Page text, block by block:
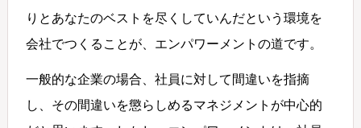
りとあなたのベストを尽くしていんだという環境を
会社でつくることが、エンパワーメントの道です。
一般的な企業の場合、社員に対して間違いを指摘
し、その間違いを懲らしめるマネジメントが中心的